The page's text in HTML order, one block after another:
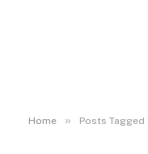
Home » Posts